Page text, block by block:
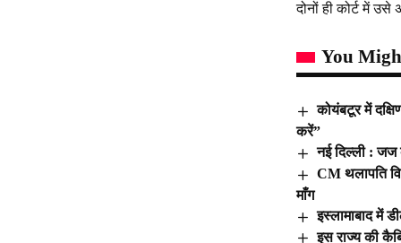
दोनों ही कोर्ट में
You
कोयंबटूर में
करें”
नई दिल्ली :
CM थलापति
माँग
इस्लामाबाद में
इस राज्य की